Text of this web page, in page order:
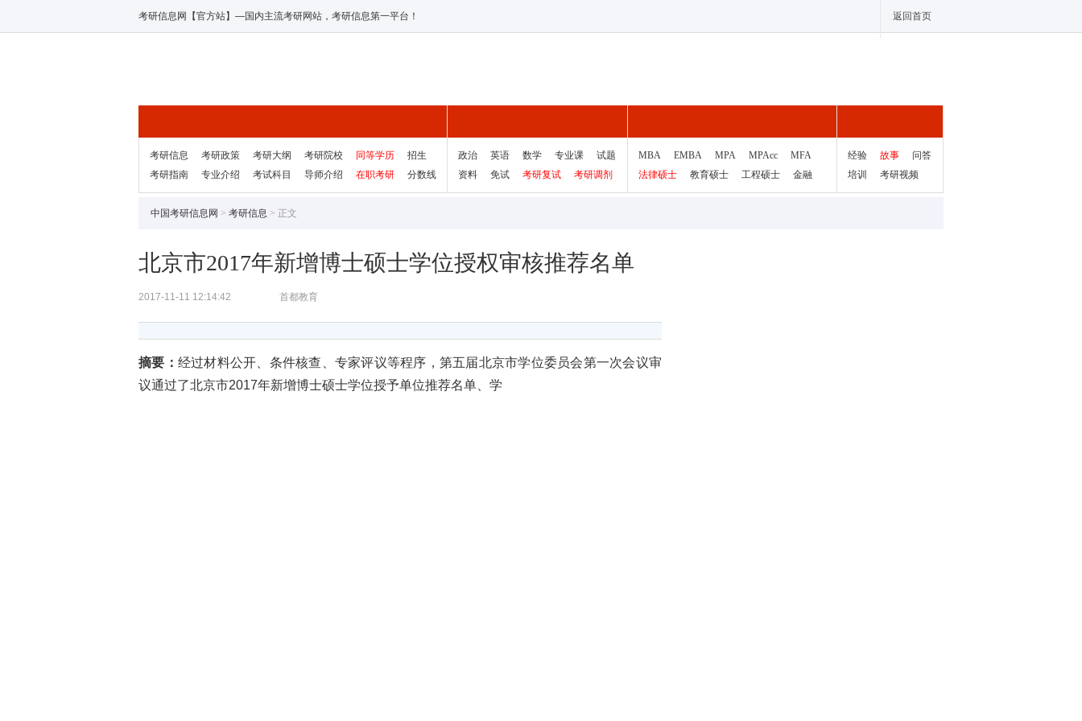
考研信息网【官方站】—国内主流考研网站，考研信息第一平台！ 返回首页
考研信息 考研政策 考研大纲 考研院校 同等学历
招生
考研指南
专业介绍 考试科目 导师介绍 在职考研 分数线
政治 英语 数学 专业课
试题
资料
免试 考研复试 考研调剂
MBA EMBA MPA MPAcc
MFA
法律硕士
教育硕士 工程硕士 金融
经验 故事
问答
培训
考研视频
中国考研信息网 > 考研信息 > 正文
北京市2017年新增博士硕士学位授权审核推荐名单
2017-11-11 12:14:42 首都教育
摘要： 经过材料公开、条件核查、专家评议等程序，第五届北京市学位委员会第一次会议审
议通过了北京市2017年新增博士硕士学位授予单位推荐名单、学